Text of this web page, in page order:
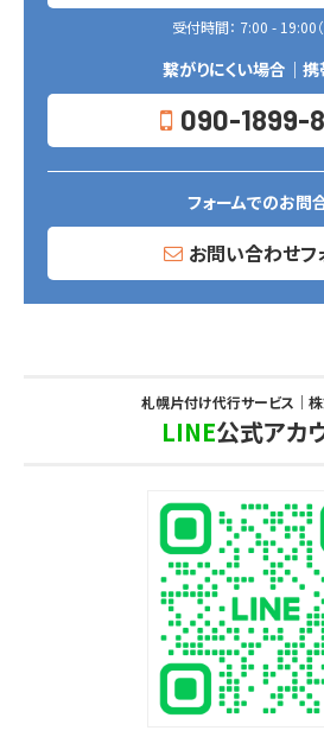
受付時間： 7:00 - 19:00（
繋がりにくい場合｜
090-1899-
フォームでのお問
お問い合わせフ
札幌片付け代行サービス｜
LINE公式アカ